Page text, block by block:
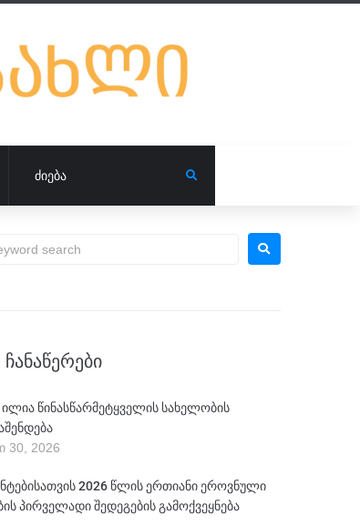
ილია წინასწარმეტყველის სახელობის
30, 2026
2026 წლის ერთიანი ეროვნული
პირველადი შედეგების გამოქვეყნება